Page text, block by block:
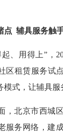
点 辅具服务触
、用得上”，
区租赁服务试
式，让辅具服
，北京市西城
服务网络，建